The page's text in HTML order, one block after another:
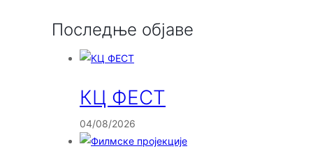
Последње објаве
КЦ ФЕСТ
04/08/2026